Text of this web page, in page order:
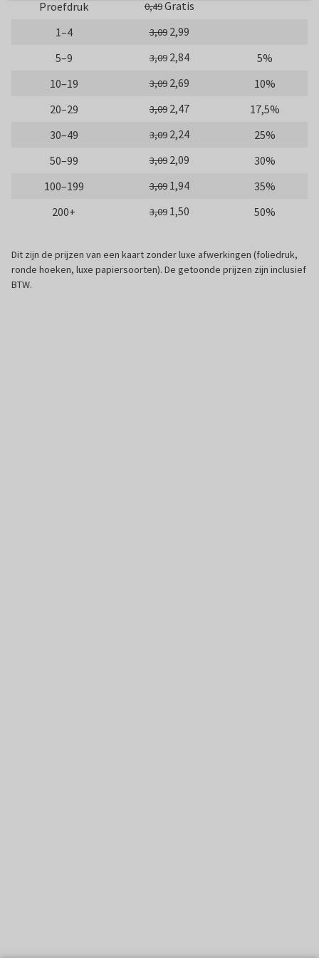
Proefdruk 0,49Gratis
1–4
3,09 2,99
5–9
3,09 2,84
5%
10–19
3,09 2,69
10%
20–29
3,09 2,47
17,5%
30–49
3,09 2,24
25%
50–99
3,09 2,09
30%
100–199
3,09 1,94
35%
200+
3,09 1,50 50%
Dit zijn de prijzen van een kaart zonder luxe afwerkingen (foliedruk,
ronde hoeken, luxe papiersoorten). De getoonde prijzen zijn inclusief
BTW.